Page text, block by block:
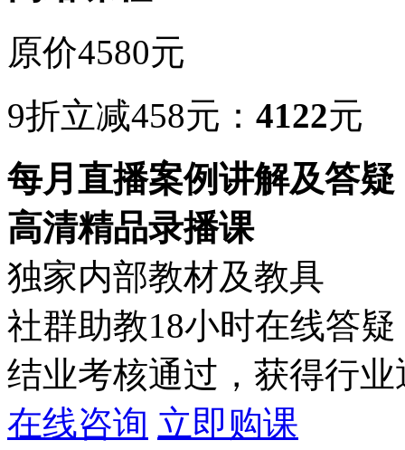
原价4580元
9折立减458元： 4122元
每月直播案例讲解及答疑
高清精品录播课
独家内部教材及教具
社群助教18小时在线答疑
结业考核通过，获得行
在线咨询 立即购课